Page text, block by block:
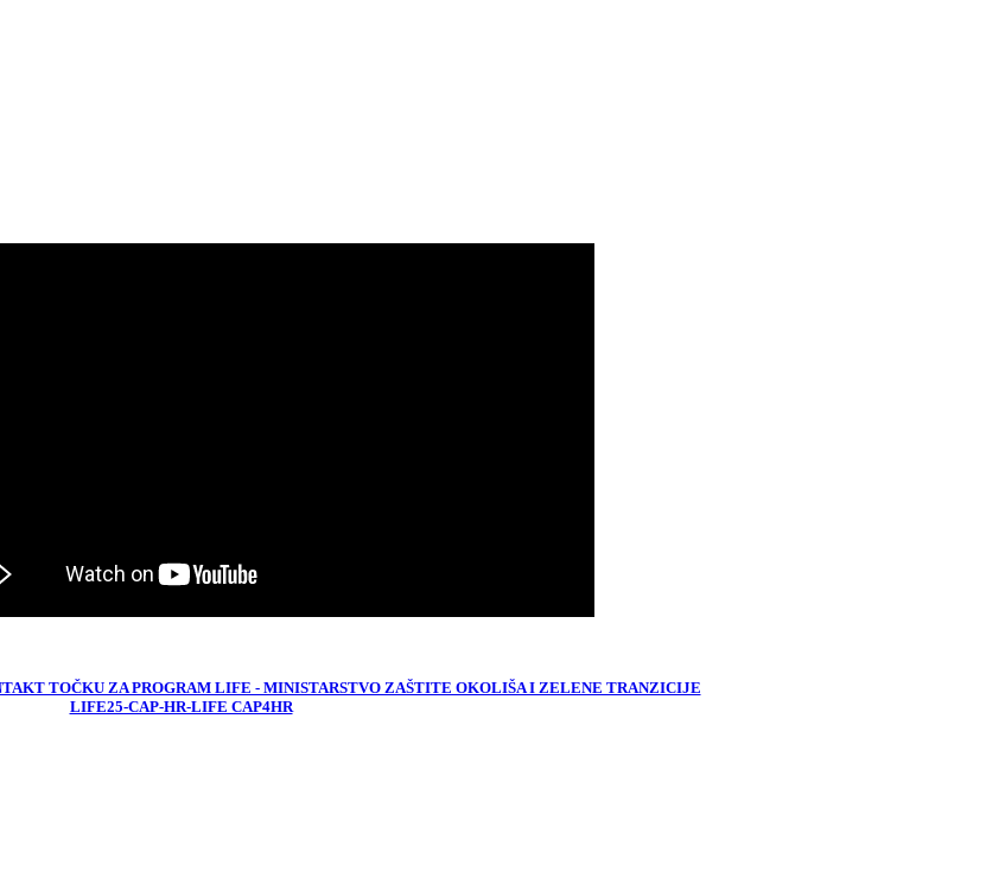
TOČKU ZA PROGRAM LIFE - MINISTARSTVO ZAŠTITE OKOLIŠA I ZELENE TRANZICIJE
LIFE25-CAP-HR-LIFE CAP4HR